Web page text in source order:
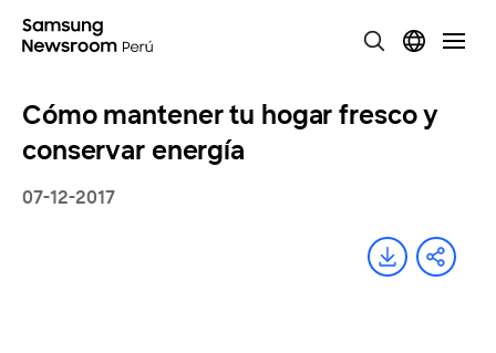
Cómo mantener tu hogar fresco y
conservar energía
07-12-2017